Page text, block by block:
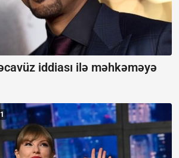
iddiası ilə məhkəməyə